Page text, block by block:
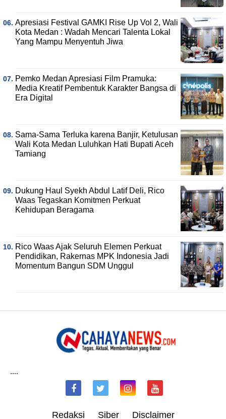
Apresiasi Festival GAMKI Rise Up Vol 2, Wali
Kota Medan : Wadah Mencari Talenta Lokal
Yang Mampu Menyentuh Jiwa
Pemko Medan Apresiasi Film Pramuka:
Media Kreatif Pembentuk Karakter Bangsa di
Era Digital
Sama-Sama Terluka karena Banjir, Ketulusan
Wali Kota Medan Luluhkan Hati Bupati Aceh
Tamiang
Dukung Haul Syekh Abdul Latif Deli, Rico
Waas Tegaskan Komitmen Perkuat
Kehidupan Beragama
Rico Waas Ajak Seluruh Elemen Perkuat
Pendidikan, Rakernas MPK Indonesia Jadi
Momentum Bangun SDM Unggul
....
Redaksi Siber Disclaimer